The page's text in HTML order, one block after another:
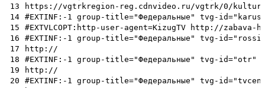
13
https://vgtrkregion-reg.cdnvideo.ru/vgtrk/0/
14 #EXTINF:-1 group-title="Федеральные" tvg-
15
#EXTVLCOPT:http-user-agent=KizugTV http://
16
#EXTINF:-1 group-title="Федеральные" tvg-
17
http://
18
#EXTINF:-1 group-title="Федеральные" tvg-id="otr"
19
http://
20
#EXTINF:-1 group-title="Федеральные" tvg-